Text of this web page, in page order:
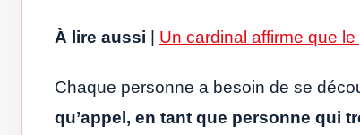
À lire aussi Un cardinal affirme que
Chaque personne a besoin de se
qu’appel, en tant que personne qui